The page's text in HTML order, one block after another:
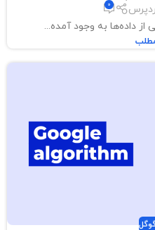
0
داده‌ها به وجود آمده...